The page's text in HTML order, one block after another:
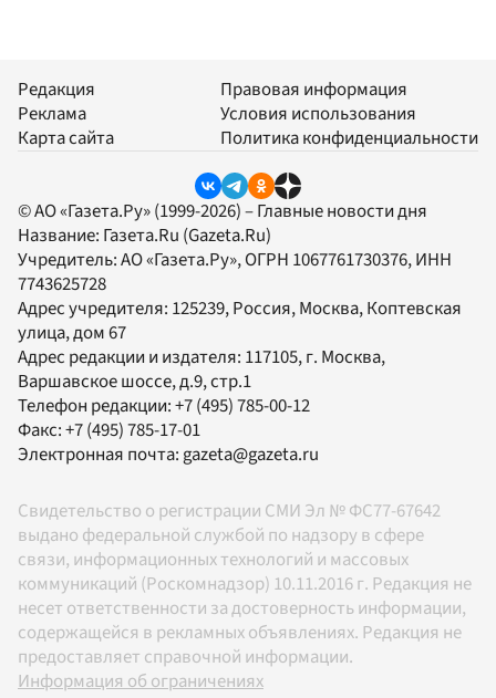
Редакция
Реклама
Карта сайта
Правовая информация
Условия использования
Политика конфиденциальности
© АО «Газета.Ру» (1999-2026) – Главные новости дня
Название: Газета.Ru (Gazeta.Ru)
Учредитель:АО «Газета.Ру», ОГРН 1067761730376, ИНН
7743625728
Адрес учредителя: 125239, Россия, Москва, Коптевская
улица, дом 67
Адрес редакции и издателя: 117105, г. Москва,
Варшавское шоссе, д.9, стр.1
Телефон редакции:+7 (495) 785-00-12
Факс:+7 (495) 785-17-01
Электронная почта: gazeta@gazeta.ru
Свидетельство о регистрации СМИ Эл № ФС77-67642
выдано федеральной службой по надзору в сфере
связи, информационных технологий и массовых
коммуникаций (Роскомнадзор) 10.11.2016 г. Редакция не
несет ответственности за достоверность информации,
содержащейся в рекламных объявлениях. Редакция не
предоставляет справочной информации.
Информация об ограничениях